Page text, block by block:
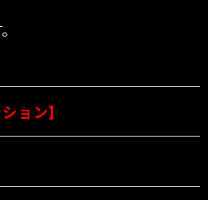
ョン】